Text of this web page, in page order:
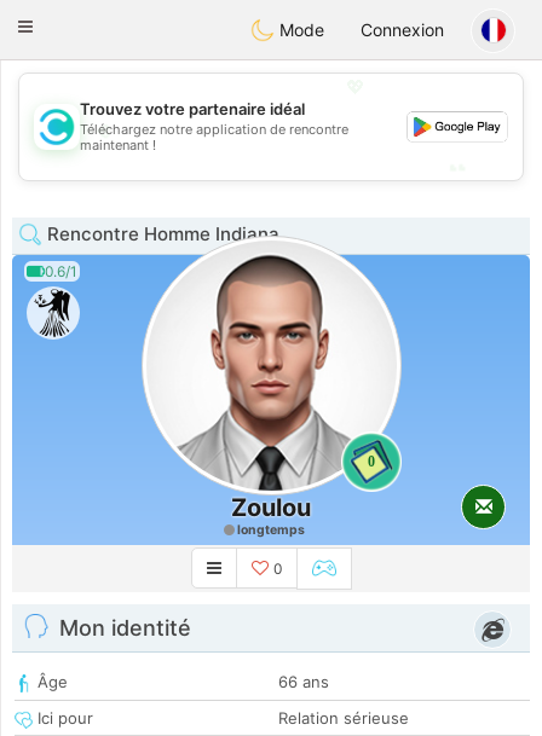
olombiaCitas
Toggle
Mode Connexion
💖
💕
Trouvez votre partenaire idéal
Téléchargez notre application de rencontre
maintenant !
Rencontre Homme Indiana
0.6/1
0
Zoulou
longtemps
0
Mon identité
Âge
66 ans
Ici pour
Relation sérieuse